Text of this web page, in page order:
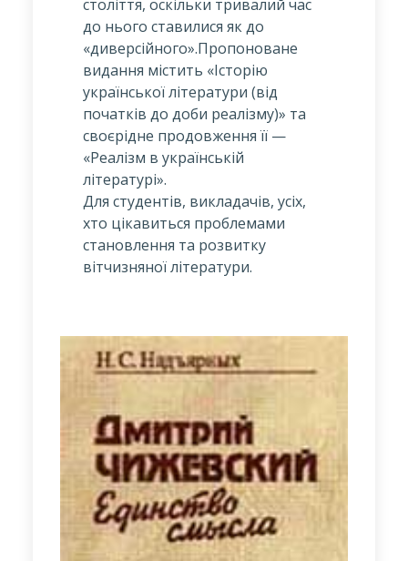
століття, оскільки тривалий час
до нього ставилися як до
«диверсійного».Пропоноване
видання містить «Історію
української літератури (від
початків до доби реалізму)» та
своєрідне продовження її —
«Реалізм в українській
літературі».
Для студентів, викладачів, усіх,
хто цікавиться проблемами
становлення та розвитку
вітчизняної літератури.